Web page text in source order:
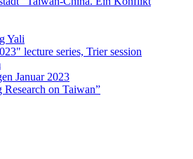
Yali
lecture series, Trier session
Januar 2023
on Taiwan”